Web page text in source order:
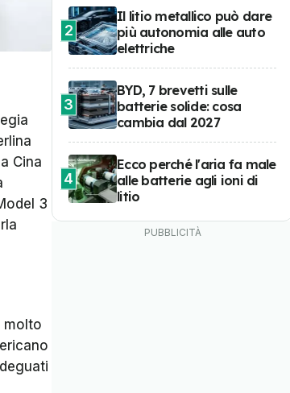
Cina
3
molto
2
Il litio metallico può dare
più autonomia alle auto
elettriche
3
BYD, 7 brevetti sulle
batterie solide: cosa
cambia dal 2027
4
Ecco perché l'aria fa male
alle batterie agli ioni di
litio